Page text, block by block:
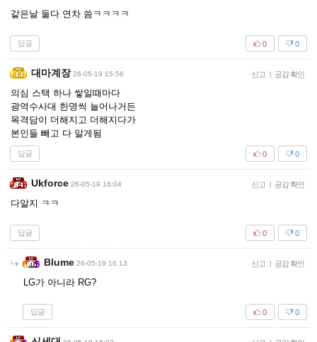
같은날 둘다 연차 씀ㅋㅋㅋㅋ
답글 0
0
대마계장 26-05-19 15:56 신고 | 공감 확인
의심 스택 하나 쌓일때마다
광역수사대 한명씩 늘어나거든
목격담이 더해지고 더해지다가
본인들 빼고 다 알게됨
답글 0
0
Ukforce 26-05-19 16:04 신고 | 공감 확인
다알지 ㅋㅋ
답글 0
0
Blume 26-05-19 16:13 신고 | 공감 확인
LG가 아니라 RG?
답글 0
0